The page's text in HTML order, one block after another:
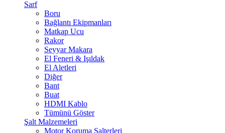
Sarf
Boru
Bağlantı Ekipmanları
Matkap Ucu
Rakor
Seyyar Makara
El Feneri & Işıldak
El Aletleri
Diğer
Bant
Buat
HDMI Kablo
Tümünü Göster
Şalt Malzemeleri
Motor Koruma Şalterleri